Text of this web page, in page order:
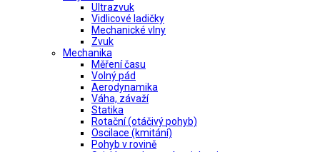
Ultrazvuk
Vidlicové ladičky
Mechanické vlny
Zvuk
Mechanika
Měření času
Volný pád
Aerodynamika
Váha, závaží
Statika
Rotační (otáčivý pohyb)
Oscilace (kmitání)
Pohyb v rovině